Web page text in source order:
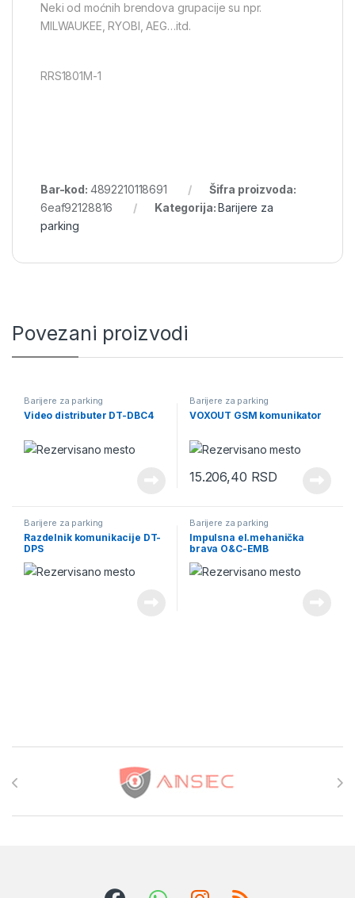
Neki od moćnih brendova grupacije su npr.
MILWAUKEE, RYOBI, AEG…itd.
RRS1801M-1
Bar-kod: 4892210118691
Šifra proizvoda:
6eaf92128816
Kategorija:Barijere za
parking
Povezani proizvodi
Barijere za parking
Video distributer DT-DBC4
Barijere za parking
VOXOUT GSM komunikator
15.206,40 RSD
Barijere za parking
Razdelnik komunikacije DT-
DPS
Barijere za parking
Impulsna el.mehanička
brava O&C-EMB
Brands Carousel